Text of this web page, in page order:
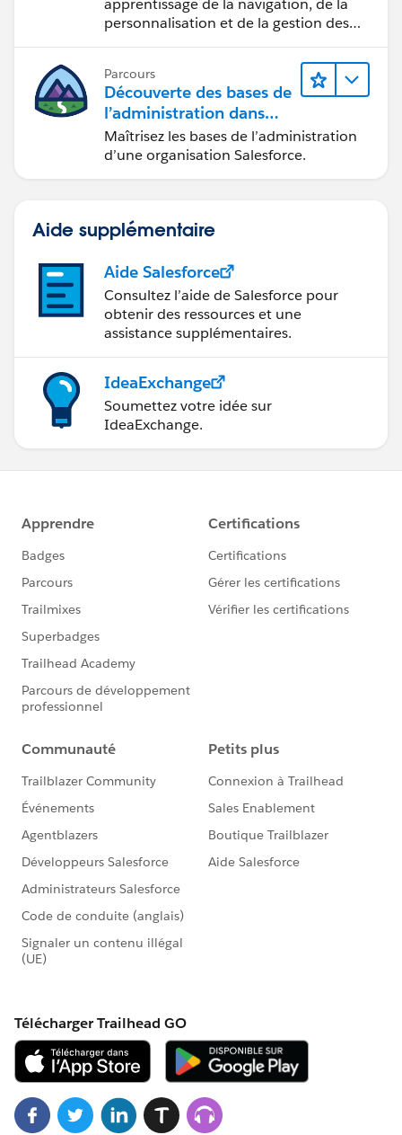
apprentissage de la navigation, de la
personnalisation et de la gestion des
Parcours
Découverte des bases de
l’administration dans
Lightning Experience
Maîtrisez les bases de l’administration
d’une organisation Salesforce.
Aide supplémentaire
Aide Salesforce
Consultez l’aide de Salesforce pour
obtenir des ressources et une
assistance supplémentaires.
IdeaExchange
Soumettez votre idée sur
IdeaExchange.